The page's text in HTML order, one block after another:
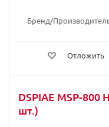
Бренд/
Отложить
DSPIAE MSP-
шт.)